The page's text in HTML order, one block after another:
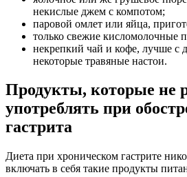
некислые джем с компотом;
паровой омлет или яйца,
только свежие кисломолочные
некрепкий чай и кофе, лучше с
некоторые травяные настои.
Продукты, которые не
употреблять при
гастрита
Диета при хроническом гастрите
включать в себя такие продукты